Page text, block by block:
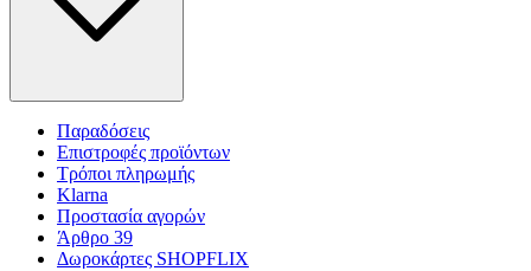
Παραδόσεις
Επιστροφές προϊόντων
Τρόποι πληρωμής
Klarna
Προστασία αγορών
Άρθρο 39
Δωροκάρτες SHOPFLIX